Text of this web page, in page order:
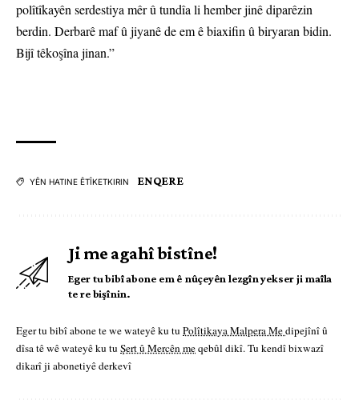
polîtîkayên serdestiya mêr û tundîa li hember jinê diparêzin
berdin. Derbarê maf û jiyanê de em ê biaxifin û biryaran bidin.
Bijî têkoşîna jinan.”
YÊN HATINE ÊTÎKETKIRIN ENQERE
Ji me agahî bistîne!
Eger tu bibî abone em ê nûçeyên lezgîn yekser ji maîla
te re bişînin.
Eger tu bibî abone te we wateyê ku tu Polîtikaya Malpera Medipejînî û
dîsa tê wê wateyê ku tu Şert û Mercên meqebûl dikî. Tu kendî bixwazî
dikarî ji abonetiyê derkevî